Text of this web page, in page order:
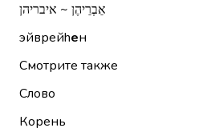
אֵבְרֵיהֶן ~ איבריהן
эйврейhен
Смотрите также
Слово
Корень